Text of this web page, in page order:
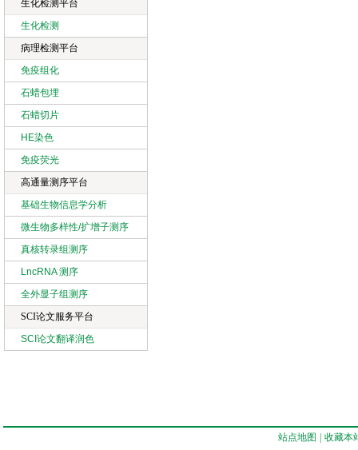
生化检测平台
生化检测
病理检测平台
免疫组化
石蜡包埋
石蜡切片
HE染色
免疫荧光
高通量测序平台
基础生物信息学分析
微生物多样性/扩增子测序
真核转录组测序
LncRNA 测序
全外显子组测序
SCI论文服务平台
SCI论文翻译润色
站点地图 收藏本